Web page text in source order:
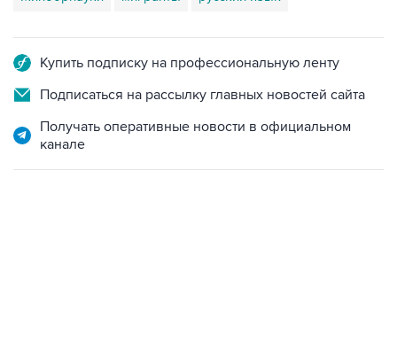
Подписаться на рассылку главных новостей сайта
Получать оперативные новости в официальном